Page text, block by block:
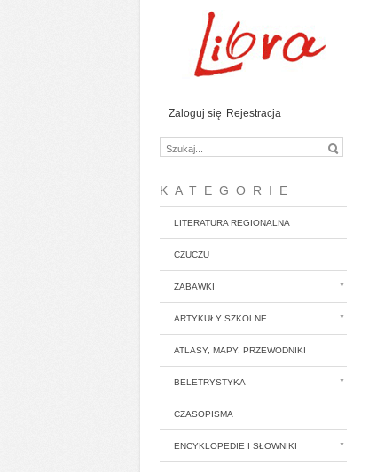
Zaloguj się Rejestracja
KATEGORIE
LITERATURA REGIONALNA
CZUCZU
ZABAWKI
ARTYKUŁY SZKOLNE
ATLASY, MAPY, PRZEWODNIKI
BELETRYSTYKA
CZASOPISMA
ENCYKLOPEDIE I SŁOWNIKI